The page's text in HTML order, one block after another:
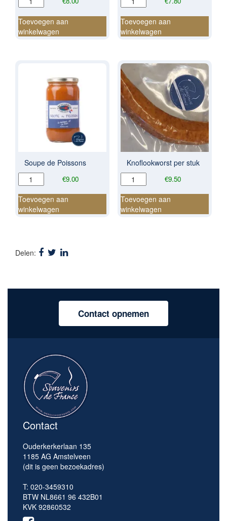
St-
Georges
aantal
Toevoegen aan
winkelwagen
aux
algues
aantal
Toevoegen aan
winkelwagen
Soupe de Poissons
€9.00
Soupe
de
Poissons
aantal
Toevoegen aan
winkelwagen
Knoflookworst per stuk
€9.50
Knoflookworst
per
stuk
aantal
Toevoegen aan
winkelwagen
Delen:
Contact opnemen
Contact
Ouderkerkerlaan 135
1185 AG Amstelveen
(dit is geen bezoekadres)
T: 020-3459310
BTW NL8661 96 432B01
KVK 92860532